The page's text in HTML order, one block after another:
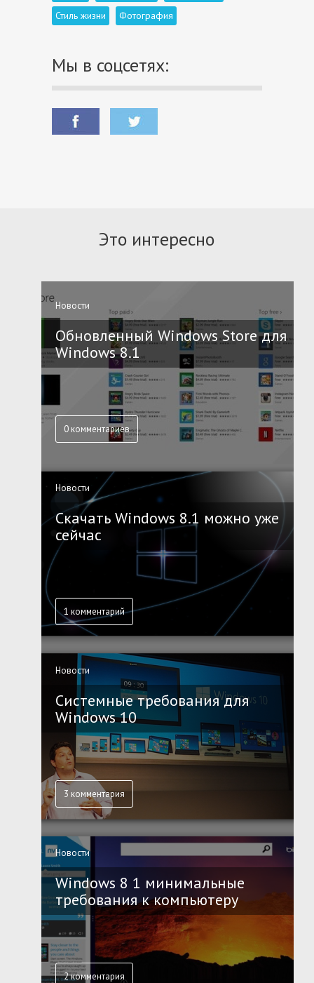
Стиль жизни
Фотография
Мы в соцсетях:
Это интересно
Новости
Обновленный Windows Store для
Windows 8.1
0 комментариев
Новости
Скачать Windows 8.1 можно уже
сейчас
1 комментарий
Новости
Системные требования для
Windows 10
3 комментария
Новости
Windows 8 1 минимальные
требования к компьютеру
2 комментария